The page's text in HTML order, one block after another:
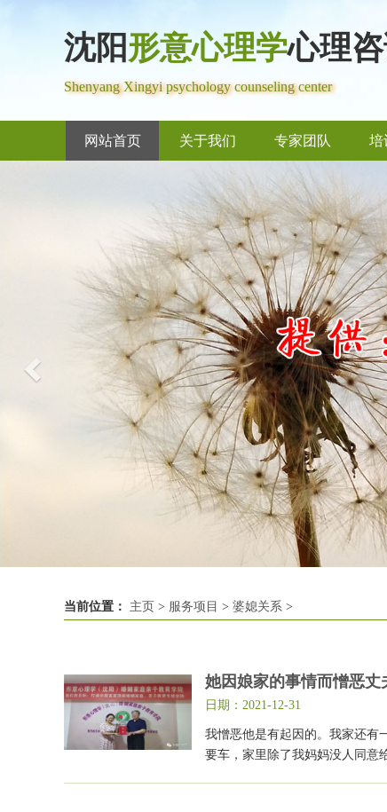
沈阳形意心理学心理
Shenyang Xingyi psychology counseling center
网站首页 关于我们 专家团队 培
当前位置： 主页 > 服务项目 > 婆媳关系 >
她因娘家的事情而憎恶丈
日期：2021-12-31
我憎恶他是有起因的。我家还有
要车，家里除了我妈妈没人同意